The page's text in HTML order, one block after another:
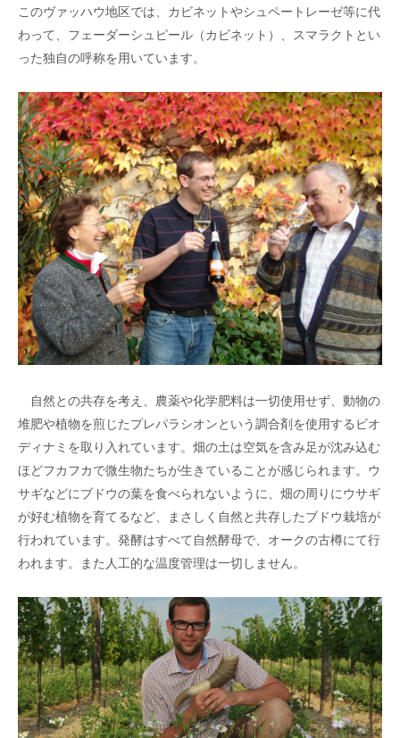
このヴァッハウ地区では、カビネットやシュペートレーゼ等に代
わって、フェーダーシュピール（カビネット）、スマラクトとい
った独自の呼称を用いています。
自然との共存を考え、農薬や化学肥料は一切使用せず、動物の
堆肥や植物を煎じたプレパラシオンという調合剤を使用するビオ
ディナミを取り入れています。畑の土は空気を含み足が沈み込む
ほどフカフカで微生物たちが生きていることが感じられます。ウ
サギなどにブドウの葉を食べられないように、畑の周りにウサギ
が好む植物を育てるなど、まさしく自然と共存したブドウ栽培が
行われています。発酵はすべて自然酵母で、オークの古樽にて行
われます。また人工的な温度管理は一切しません。